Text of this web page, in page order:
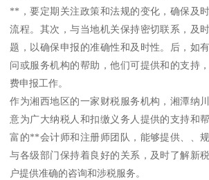
**，要定期关注政策和法规的变化，确保及
流程。其次，与当地机关保持密切联系，及
题，以确保申报的准确性和及时性。后，如
问或服务机构的帮助，他们可提供和的支持
费申报工作。
作为湘西地区的一家财税服务机构，湘潭纳
意为广大纳税人和扣缴义务人提供的支持和
富的**会计师和注册师团队，能够提供、、
与各级部门保持着良好的关系，及时了解新
户提供准确的咨询和涉税服务。